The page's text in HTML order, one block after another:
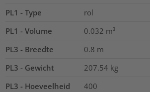
PL1 - Type
rol
PL1 - Volume
0.032 m³
PL3 - Breedte
0.8 m
PL3 - Gewicht
207.54 kg
PL3 - Hoeveelheid
400